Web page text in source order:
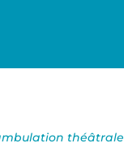
théâtrale